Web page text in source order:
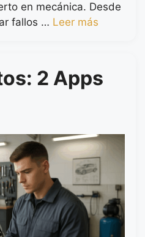
en mecánica. Desde
fallos … Leer más
2 Apps